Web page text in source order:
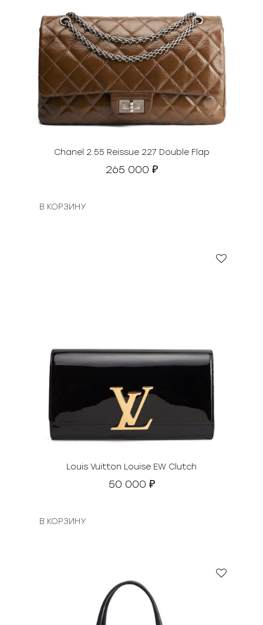
Chanel 2.55 Reissue 227 Double Flap
265 000 ₽
В КОРЗИНУ
Louis Vuitton Louise EW Clutch
50 000 ₽
В КОРЗИНУ